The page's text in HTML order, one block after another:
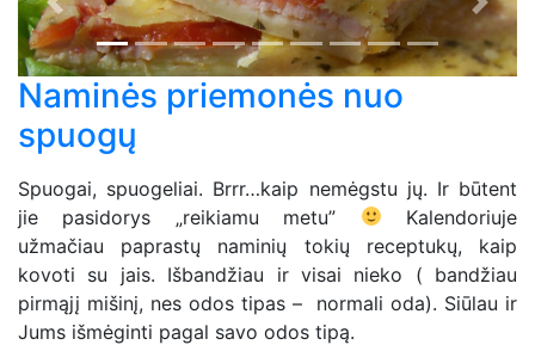
Previous Next
Naminės priemonės nuo
spuogų
Spuogai, spuogeliai. Brrr…kaip nemėgstu jų. Ir būtent
jie pasidorys „reikiamu metu”
Kalendoriuje
užmačiau paprastų naminių tokių receptukų, kaip
kovoti su jais. Išbandžiau ir visai nieko ( bandžiau
pirmąjį mišinį, nes odos tipas – normali oda). Siūlau ir
Jums išmėginti pagal savo odos tipą.